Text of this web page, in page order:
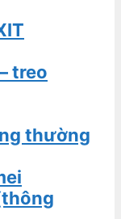
treo
thường